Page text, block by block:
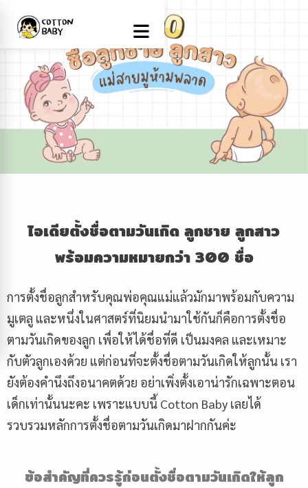
ไอเดียตั้งชื่อตามวันเกิด ลูกชาย ลูกสาว
พร้อมความหมายกว่า 300 ชื่อ
การตั้งชื่อลูกสำหรับคุณพ่อคุณแม่แล้วมักมาพร้อมกับความ
มูเตลู และหนึ่งในศาสตร์ที่นิยมนำมาใช้กันก็คือการตั้งชื่อ
ตามวันเกิดของลูก เพื่อให้ได้ชื่อที่ดี เป็นมงคล และเหมาะ
กับตัวลูกเองด้วย แต่ก่อนที่จะตั้งชื่อตามวันเกิดให้ลูกนั้น เรา
ยังต้องคำนึงถึงอนาคตด้วย อย่าเพิ่งตั้งเอาน่ารักเฉพาะตอน
เด็กเท่านั้นนะคะ เพราะแบบนี้ Cotton Baby เลยได้
รวบรวมหลักการตั้งชื่อตามวันเกิดมาฝากกันค่ะ
ข้อสำคัญที่ควรรู้ก่อนตั้งชื่อตามวันเกิดให้ลูก